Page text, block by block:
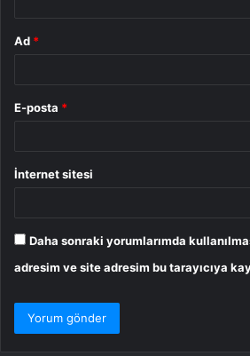
Ad *
E-posta *
İnternet sitesi
Daha sonraki yorumlarımda
adresim ve site adresim bu tarayıcıya